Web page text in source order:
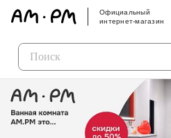
Официальный
интернет-магазин